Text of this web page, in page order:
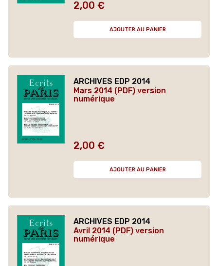
Prix
2,00 €
AJOUTER AU PANIER
ARCHIVES EDP 2014
Mars 2014 (PDF) version
numérique
Prix
2,00 €
AJOUTER AU PANIER
ARCHIVES EDP 2014
Avril 2014 (PDF) version
numérique